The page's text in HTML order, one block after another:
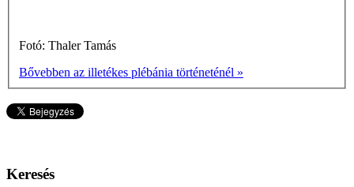
Fotó: Thaler Tamás
Bővebben az illetékes plébánia történeténél »
Keresés